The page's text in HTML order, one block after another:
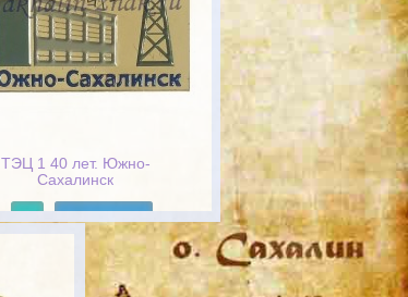
ТЭЦ 1 40 лет. Южно-
Сахалинск